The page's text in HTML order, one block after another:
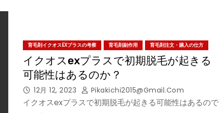
育毛剤イクオスEXプラスの考察 育毛剤副作用 育毛剤注文・購入の仕方
イクオスexプラスで初期脱毛が起きる
可能性はあるのか？
12月 12, 2023 Pikakichi2015@gmail.com
イクオスexプラスで初期脱毛が起きる可能性はあるので